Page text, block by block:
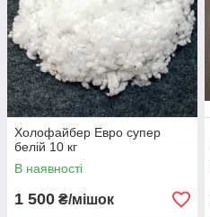
Холофайбер Евро супер
белій 10 кг
В наявності
1 500 ₴/мішок